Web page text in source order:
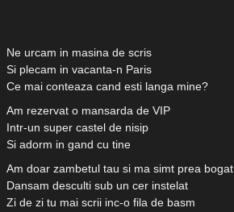
Ne urcam in masina de scris
Si plecam in vacanta-n Paris
Ce mai conteaza cand esti langa mine?
Am rezervat o mansarda de VIP
Intr-un super castel de nisip
Si adorm in gand cu tine
Am doar zambetul tau si ma simt prea bogat
Dansam desculti sub un cer instelat
Zi de zi tu mai scrii inc-o fila de basm